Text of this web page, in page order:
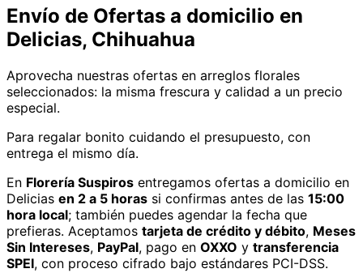
Envío de Ofertas a domicilio en
Delicias, Chihuahua
Aprovecha nuestras ofertas en arreglos florales
seleccionados: la misma frescura y calidad a un precio
especial.
Para regalar bonito cuidando el presupuesto, con
entrega el mismo día.
En Florería Suspiros entregamos ofertas a domicilio en
Delicias en 2 a 5 horas si confirmas antes de las 15:00
hora local; también puedes agendar la fecha que
prefieras. Aceptamos tarjeta de crédito y débito, Meses
Sin Intereses, PayPal, pago en OXXO y transferencia
SPEI, con proceso cifrado bajo estándares PCI-DSS.